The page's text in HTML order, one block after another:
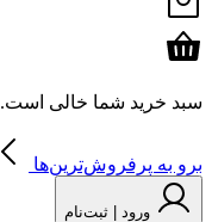
سبد خرید شما خالی است.
برو به پرفروش‌ترین‌ها
ورود | ثبت‌نام